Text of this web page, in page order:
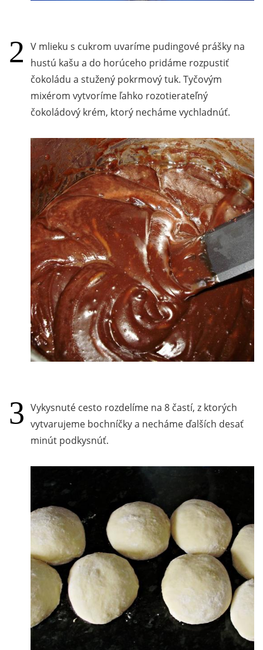
V mlieku s cukrom uvaríme pudingové prášky na
hustú kašu a do horúceho pridáme rozpustiť
čokoládu a stužený pokrmový tuk. Tyčovým
mixérom vytvoríme ľahko rozotierateľný
čokoládový krém, ktorý necháme vychladnúť.
Vykysnuté cesto rozdelíme na 8 častí, z ktorých
vytvarujeme bochníčky a necháme ďalších desať
minút podkysnúť.